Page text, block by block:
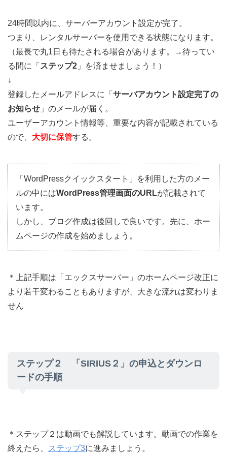
24時間以内に、サーバーアカウント設定が完了。
つまり、レンタルサーバーを使用できる状態になります。
（最長で丸1日も待たされる場合があります。→待ってい
る間に「 ステップ2 」を済ませましょう！）
↓
登録したメールアドレスに「 サーバアカウント設定完了の
お知らせ 」のメールが届く。
ユーザーアカウント情報等、重要な内容が記載されている
ので、 大切に保管する。
「WordPressクイックスタート」を利用した方のメー
ルの中にはWordPress管理画面のURLが記載されて
います。
しかし、ブログ作成は後回しで良いです。先に、ホー
ムページの作成を始めましょう。
＊上記手順は「エックスサーバー」のホームページ改正に
より若干変わることもありますが、大きな流れは変わりま
せん
ステップ２ 「SIRIUS２」の申込とダウンロ
ードの手順
＊ステップ２は動画でも解説しています。動画での作業を
終えたら、
ステップ3に進みましょう。